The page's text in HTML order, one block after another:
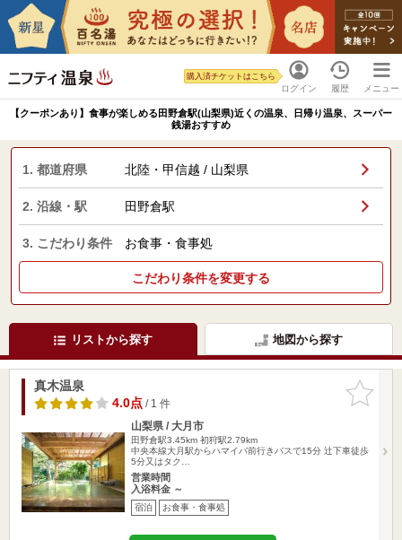
ログイン
購入済チケットはこちら
履歴 メニュー
【クーポンあり】食事が楽しめる田野倉駅(山梨県)近くの温泉、日帰り温泉、スーパー
銭湯おすすめ
1. 都道府県 北陸・甲信越 / 山梨県
2. 沿線・駅 田野倉駅
3. こだわり条件 お食事・食事処
こだわり条件を変更する
リストから探す 地図から探す
お気に入
りに追加
真木温泉
4.0点/ 1 件
山梨県 / 大月市
田野倉駅3.45km 初狩駅2.79km
中央本線大月駅からハマイバ前行きバスで15分 辻下車徒歩
5分又はタク…
営業時間
入浴料金 ～
宿泊 お食事・食事処